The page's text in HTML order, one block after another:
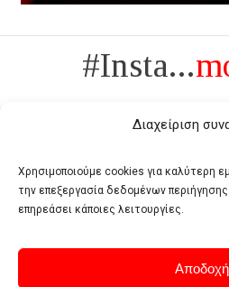
Διαχείριση
Χρησιμοποιούμε cookies για καλύτερη
την επεξεργασία δεδομένων
επηρεάσει κάποιες λειτουργίες.
Αποδοχή
#Insta...
Πολυτέλεια δεν είναι το αντίθετο της